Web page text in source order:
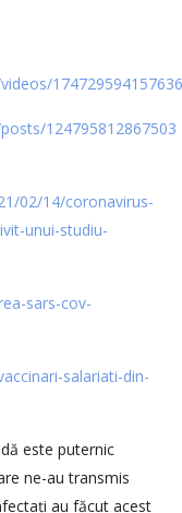
124795812867503
02/14/coronavirus-
unui-studiu-
sars-cov-
salariati-din-
este puternic
ne-au transmis
au făcut acest